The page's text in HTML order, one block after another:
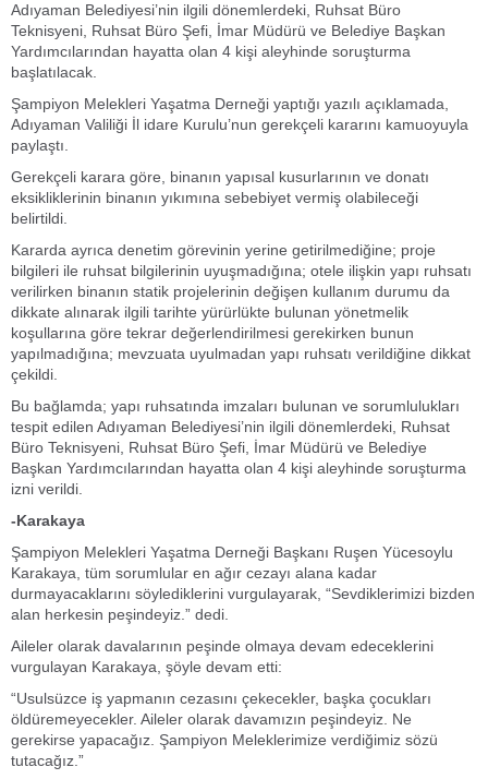
Adıyaman Belediyesi’nin ilgili dönemlerdeki, Ruhsat Büro
Teknisyeni, Ruhsat Büro Şefi, İmar Müdürü ve Belediye Başkan
Yardımcılarından hayatta olan 4 kişi aleyhinde soruşturma
başlatılacak.
Şampiyon Melekleri Yaşatma Derneği yaptığı yazılı açıklamada,
Adıyaman Valiliği İl idare Kurulu’nun gerekçeli kararını kamuoyuyla
paylaştı.
Gerekçeli karara göre, binanın yapısal kusurlarının ve donatı
eksikliklerinin binanın yıkımına sebebiyet vermiş olabileceği
belirtildi.
Kararda ayrıca denetim görevinin yerine getirilmediğine; proje
bilgileri ile ruhsat bilgilerinin uyuşmadığına; otele ilişkin yapı ruhsatı
verilirken binanın statik projelerinin değişen kullanım durumu da
dikkate alınarak ilgili tarihte yürürlükte bulunan yönetmelik
koşullarına göre tekrar değerlendirilmesi gerekirken bunun
yapılmadığına; mevzuata uyulmadan yapı ruhsatı verildiğine dikkat
çekildi.
Bu bağlamda; yapı ruhsatında imzaları bulunan ve sorumlulukları
tespit edilen Adıyaman Belediyesi’nin ilgili dönemlerdeki, Ruhsat
Büro Teknisyeni, Ruhsat Büro Şefi, İmar Müdürü ve Belediye
Başkan Yardımcılarından hayatta olan 4 kişi aleyhinde soruşturma
izni verildi.
-Karakaya
Şampiyon Melekleri Yaşatma Derneği Başkanı Ruşen Yücesoylu
Karakaya, tüm sorumlular en ağır cezayı alana kadar
durmayacaklarını söylediklerini vurgulayarak, “Sevdiklerimizi bizden
alan herkesin peşindeyiz.” dedi.
Aileler olarak davalarının peşinde olmaya devam edeceklerini
vurgulayan Karakaya, şöyle devam etti:
“Usulsüzce iş yapmanın cezasını çekecekler, başka çocukları
öldüremeyecekler. Aileler olarak davamızın peşindeyiz. Ne
gerekirse yapacağız. Şampiyon Meleklerimize verdiğimiz sözü
tutacağız.”